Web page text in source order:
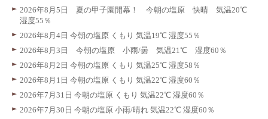
2026年8月5日 夏の甲子園開幕！ 今朝の塩原 快晴 気温20℃
湿度55％
2026年8月4日 今朝の塩原 くもり 気温19℃ 湿度55％
2026年8月3日 今朝の塩原 小雨/曇 気温21℃ 湿度60％
2026年8月2日 今朝の塩原 くもり 気温25℃ 湿度58％
2026年8月1日 今朝の塩原 くもり 気温22℃ 湿度60％
2026年7月31日 今朝の塩原 くもり 気温22℃ 湿度60％
2026年7月30日 今朝の塩原 小雨/晴れ 気温22℃ 湿度60％